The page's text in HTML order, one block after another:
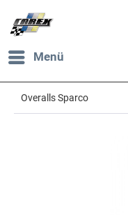
Menü
Overalls Sparco